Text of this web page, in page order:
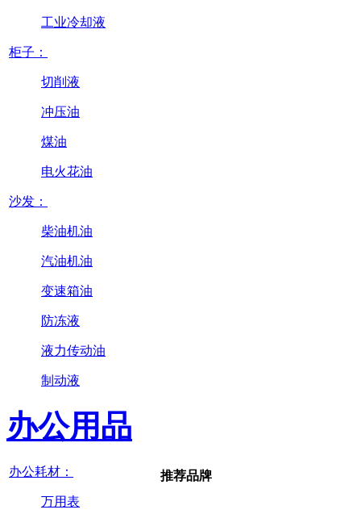
工业冷却液
柜子：
切削液
冲压油
煤油
电火花油
沙发：
柴油机油
汽油机油
变速箱油
防冻液
液力传动油
制动液
办公用品
办公耗材：
万用表
推荐品牌